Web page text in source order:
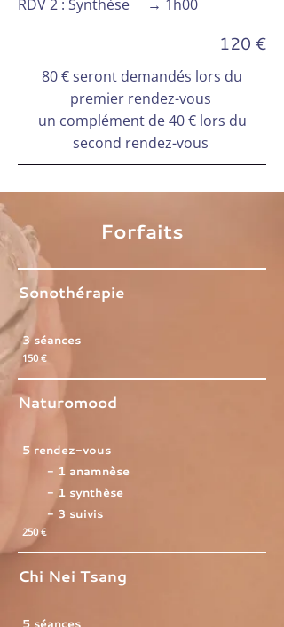
RDV 2 : Synthèse → 1h00
120 €
80 € seront demandés lors du
premier rendez-vous
un complément de 40 € lors du
second rendez-vous
Forfaits
Sonothérapie
3 séances
150 €
Naturomood
5 rendez-vous
- 1 anamnèse
- 1 synthèse
- 3 suivis
250 €
Chi Nei Tsang
5 séances